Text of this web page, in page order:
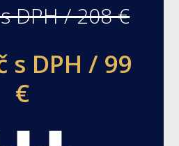
DPH / 208 €
s DPH / 99
€